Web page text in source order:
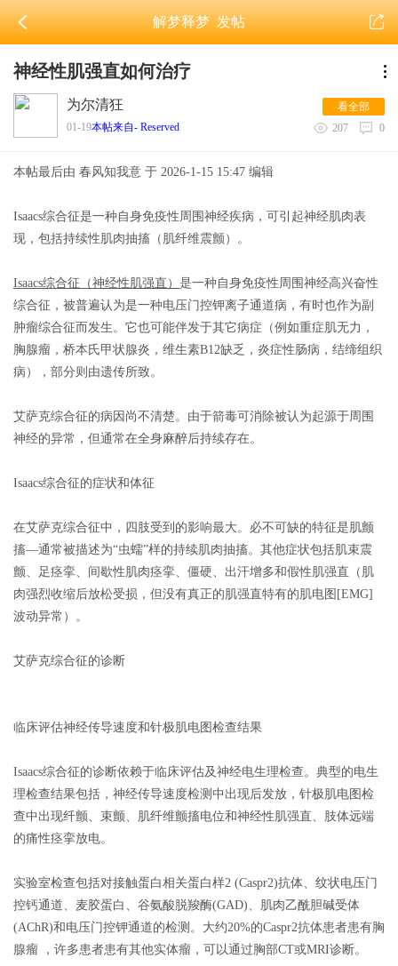
解梦释梦发帖
神经性肌强直如何治疗
为尔清狂
01-19本帖来自- Reserved
看全部
207
0
本帖最后由 春风知我意 于 2026-1-15 15:47 编辑
Isaacs综合征是一种自身免疫性周围神经疾病，可引起神经肌肉表
现，包括持续性肌肉抽搐（肌纤维震颤）。
Isaacs综合征（神经性肌强直） 是一种自身免疫性周围神经高兴奋性
综合征，被普遍认为是一种电压门控钾离子通道病，有时也作为副
肿瘤综合征而发生。 它也可能伴发于其它病症（例如重症肌无力，
胸腺瘤，桥本氏甲状腺炎，维生素B12缺乏，炎症性肠病，结缔组织
病），部分则由遗传所致。
艾萨克综合征的病因尚不清楚。由于箭毒可消除被认为起源于周围
神经的异常，但通常在全身麻醉后持续存在。
Isaacs综合征的症状和体征
在艾萨克综合征中，四肢受到的影响最大。 必不可缺的特征是肌颤
搐—通常被描述为“虫蠕”样的持续肌肉抽搐。其他症状包括肌束震
颤、足痉挛、间歇性肌肉痉挛、僵硬、出汗增多和假性肌强直（肌
肉强烈收缩后放松受损，但没有真正的肌强直特有的肌电图 [EMG]
波动异常）。
艾萨克综合征的诊断
临床评估神经传导速度和针极肌电图检查结果
Isaacs综合征的诊断依赖于临床评估及神经电生理检查。典型的电生
理检查结果包括，神经传导速度检测中出现后发放，针极肌电图检
查中出现纤颤、束颤、肌纤维颤搐电位和神经性肌强直、肢体远端
的痛性痉挛放电。
实验室检查包括对接触蛋白相关蛋白样2 (Caspr2)抗体、纹状电压门
控钙通道、麦胶蛋白、谷氨酸脱羧酶(GAD)、肌肉乙酰胆碱受体
(AChR)和电压门控钾通道的检测。大约20%的Caspr2抗体患者患有胸
腺瘤 ，许多患者患有其他实体瘤，可以通过胸部CT或MRI诊断。